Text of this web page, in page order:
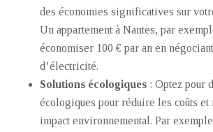
des économies significatives sur
Un appartement à Nantes, par
économiser 100 € par an en
d’électricité.
Solutions écologiques : Optez pour
écologiques pour réduire les coûts
impact environnemental. Par